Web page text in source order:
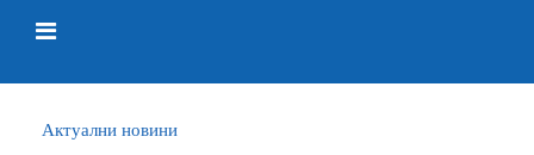
Актуални новини